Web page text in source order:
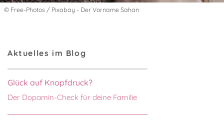
© Free-Photos / Pixabay - Der Vorname Sahan
Aktuelles im Blog
Glück auf Knopfdruck?
Der Dopamin-Check für deine Familie